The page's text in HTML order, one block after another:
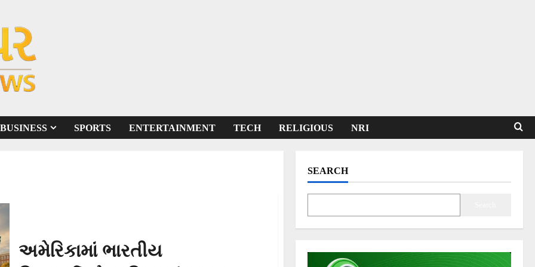
BUSINESS SPORTS ENTERTAINMENT TECH RELIGIOUS NRI
અમેરિકામાં ભારતીય
SEARCH